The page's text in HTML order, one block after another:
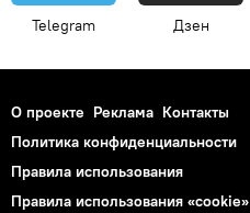
Telegram Дзен
О проекте Реклама Контакты
Политика конфиденциальности
Правила использования
Правила использования «cookie»